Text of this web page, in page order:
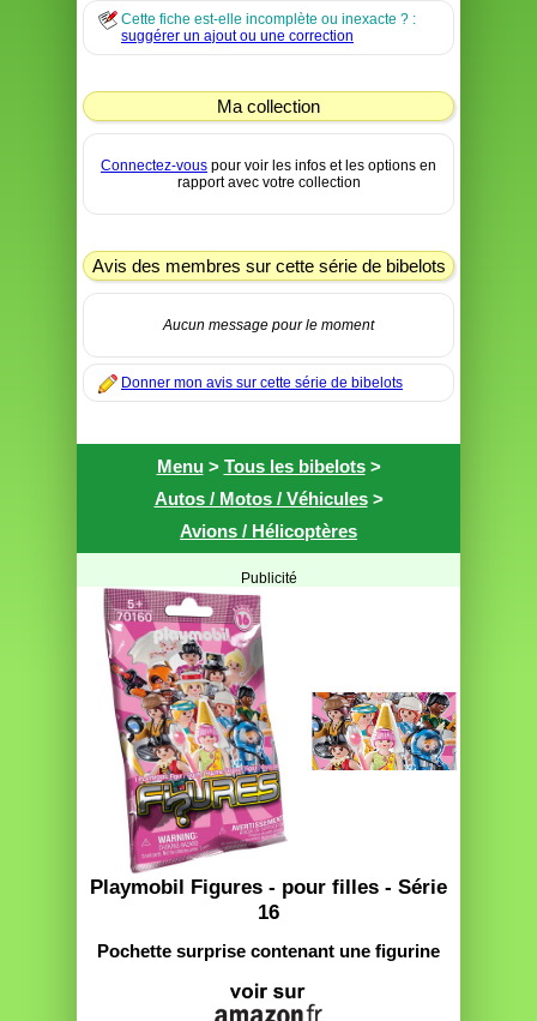
Cette fiche est-elle incomplète ou inexacte ? :
suggérer un ajout ou une correction
Ma collection
Connectez-vous pour voir les infos et les options en
rapport avec votre collection
Avis des membres sur cette série de bibelots
Aucun message pour le moment
Donner mon avis sur cette série de bibelots
Menu> Tous les bibelots>
Autos / Motos / Véhicules>
Avions / Hélicoptères
Publicité
Playmobil Figures - pour filles - Série
16
Pochette surprise contenant une figurine